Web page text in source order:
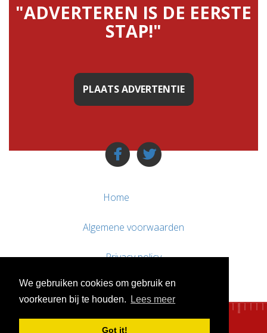
We gebruiken cookies om gebruik en
voorkeuren bij te houden.
Lees meer
Got it!
"ADVERTEREN IS DE EERSTE
STAP!"
PLAATS ADVERTENTIE
Home
Algemene voorwaarden
Privacy policy
Contact / Support